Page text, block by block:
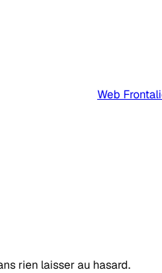
Web
rien laisser au hasard.